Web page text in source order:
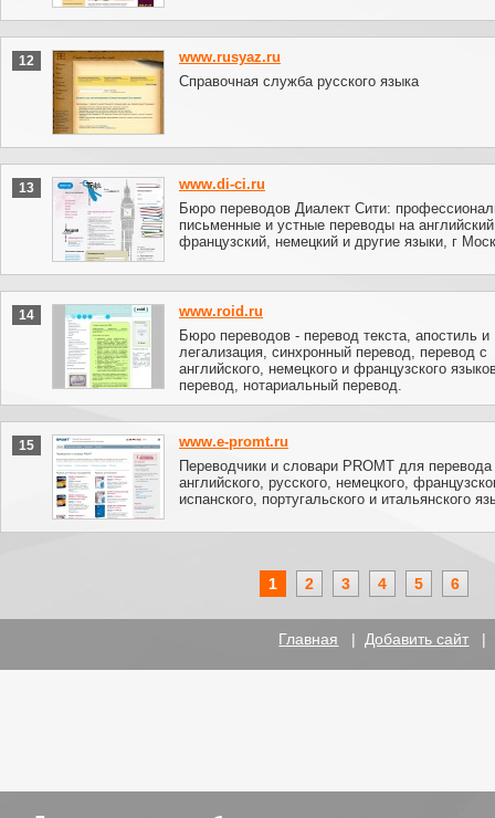
12
www.rusyaz.ru
Справочная служба русского языка
13
www.di-ci.ru
Бюро переводов Диалект Сити:
письменные и устные переводы на
французский, немецкий и другие языки, г
14
www.roid.ru
Бюро переводов - перевод текста, апостиль и
легализация, синхронный перевод, перевод с
английского, немецкого и французского
перевод, нотариальный перевод.
15
www.e-promt.ru
Переводчики и словари PROMT для перевода
английского, русского, немецкого,
испанского, португальского и итальянского
1 2 3 4 5 6
Главная | Добавить сайт |